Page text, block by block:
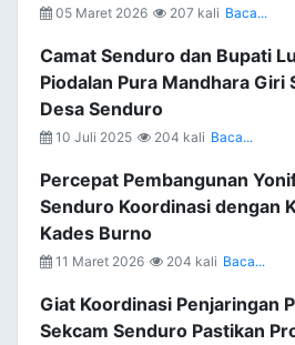
05 Maret 2026 207 kali Baca...
Camat Senduro dan Bupati
Piodalan Pura Mandhara Giri
Desa Senduro
10 Juli 2025 204 kali Baca...
Percepat Pembangunan
Senduro Koordinasi dengan
Kades Burno
11 Maret 2026 204 kali Baca...
Giat Koordinasi Penjaringan
Sekcam Senduro Pastikan